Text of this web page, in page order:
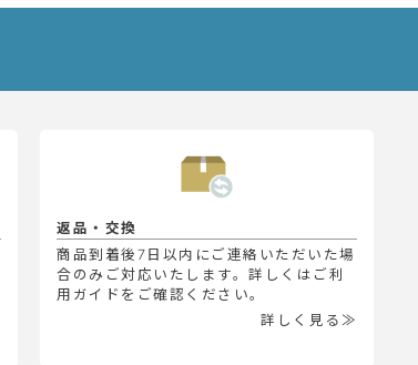
返品・交換
商品到着後7日以内にご連絡いただいた場
合のみご対応いたします。詳しくはご利
用ガイドをご確認ください。
詳しく見る≫